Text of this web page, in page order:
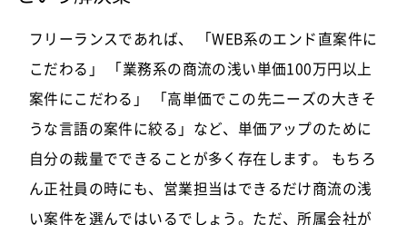
フリーランスであれば、 「WEB系のエンド直案件に
こだわる」 「業務系の商流の浅い単価100万円以上
案件にこだわる」 「高単価でこの先ニーズの大きそ
うな言語の案件に絞る」など、単価アップのために
自分の裁量でできることが多く存在します。 もちろ
ん正社員の時にも、営業担当はできるだけ商流の浅
い案件を選んではいるでしょう。ただ、所属会社が